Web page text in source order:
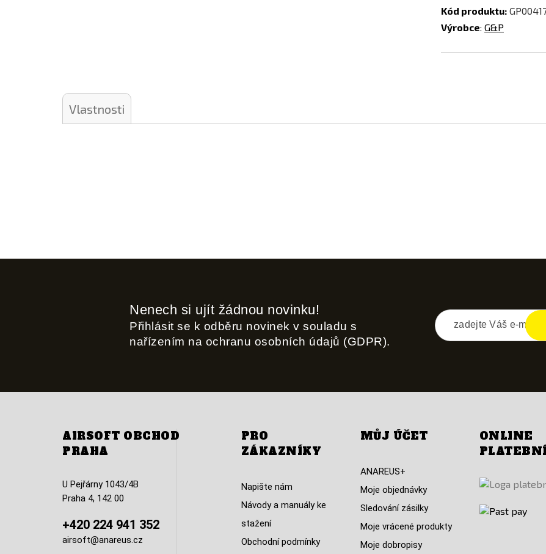
Kód produktu:
Výrobce: G&P
Vlastnosti
Nenech si ujít žádnou novinku!
Přihlásit se k odběru novinek v souladu s
nařízením na ochranu osobních údajů (GDPR).
AIRSOFT OBCHOD
PRAHA
U Pejřárny 1043/4B
Praha 4, 142 00
+420 224 941 352
airsoft@anareus.cz
PRO
ZÁKAZNÍKY
Napište nám
Návody a manuály ke
stažení
Obchodní podmínky
MŮJ ÚČET
ANAREUS+
Moje objednávky
Sledování zásilky
Moje vrácené produkty
Moje dobropisy
ONLINE